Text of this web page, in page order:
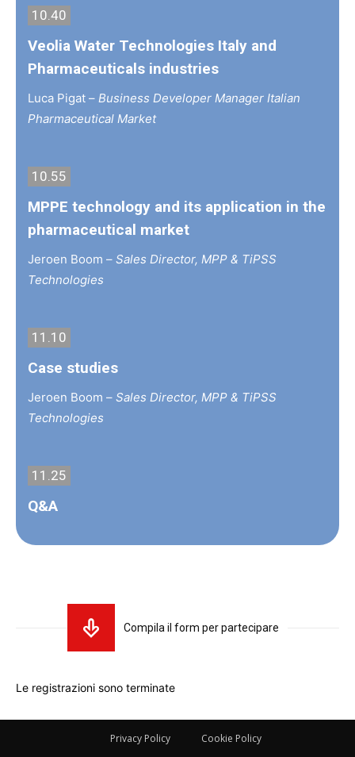
10.40
Veolia Water Technologies Italy and
Pharmaceuticals industries
Luca Pigat – Business Developer Manager Italian
Pharmaceutical Market
10.55
MPPE technology and its application in the
pharmaceutical market
Jeroen Boom – Sales Director, MPP & TiPSS
Technologies
11.10
Case studies
Jeroen Boom – Sales Director, MPP & TiPSS
Technologies
11.25
Q&A
Compila il form per partecipare
Le registrazioni sono terminate
Privacy Policy Cookie Policy